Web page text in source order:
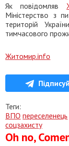
Як повідомляв
Міністерство з
територій
тимчасового
Житомир.info
Теги:
ВПО переселенець
соцзахисту
Oh no,